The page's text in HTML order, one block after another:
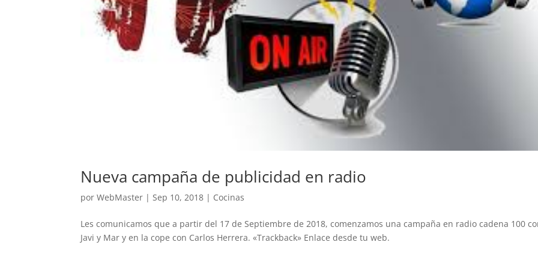
Nueva campaña de publicidad en radio
porWebMaster |Sep 10, 2018 | Cocinas
Les comunicamos que a partir del 17 de Septiembre de 2018, comenzamos una campaña en radio cadena 100
Javi y Mar y en la cope con Carlos Herrera. «Trackback» Enlace desde tu web.